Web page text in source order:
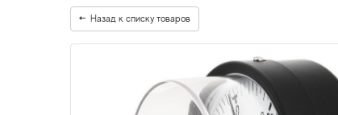
Назад к списку товаров